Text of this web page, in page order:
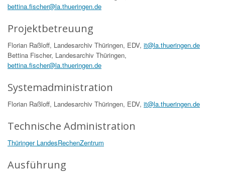
bettina.fischer@la.thueringen.de
Projektbetreuung
Florian Raßloff, Landesarchiv Thüringen, EDV, it@la.thueringen.de
Bettina Fischer, Landesarchiv Thüringen,
bettina.fischer@la.thueringen.de
Systemadministration
Florian Raßloff, Landesarchiv Thüringen, EDV, it@la.thueringen.de
Technische Administration
Thüringer LandesRechenZentrum
Ausführung